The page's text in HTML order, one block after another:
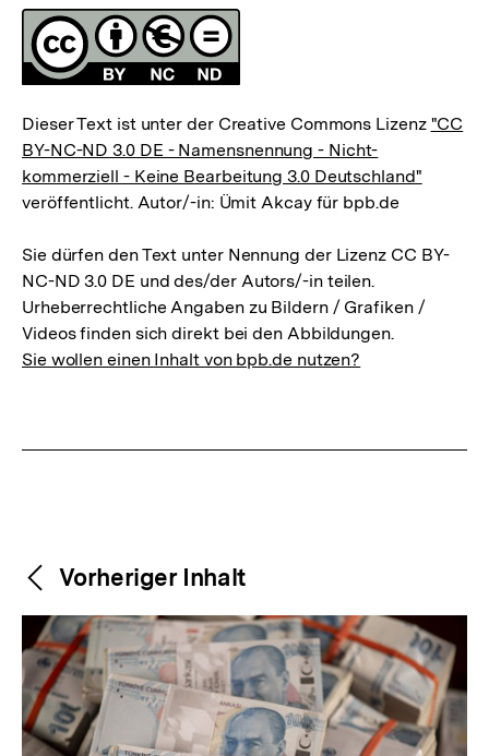
Lizenz
Dieser Text ist unter der Creative Commons Lizenz "CC
BY-NC-ND 3.0 DE - Namensnennung - Nicht-
kommerziell - Keine Bearbeitung 3.0 Deutschland"
veröffentlicht. Autor/-in: Ümit Akcay für bpb.de
Sie dürfen den Text unter Nennung der Lizenz CC BY-
NC-ND 3.0 DE und des/der Autors/-in teilen.
Urheberrechtliche Angaben zu Bildern / Grafiken /
Videos finden sich direkt bei den Abbildungen.
Sie wollen einen Inhalt von bpb.de nutzen?
Weitere
Inhalte
Content-
Navigation
Vorheriger Inhalt